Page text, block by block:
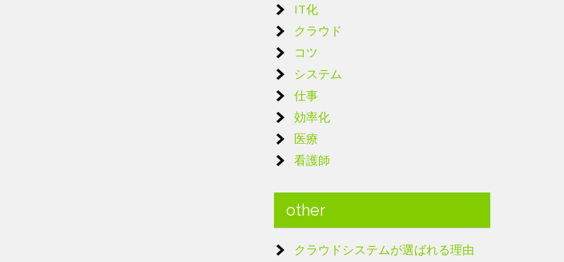
IT化
クラウド
コツ
システム
仕事
効率化
医療
看護師
other
クラウドシステムが選ばれる理由